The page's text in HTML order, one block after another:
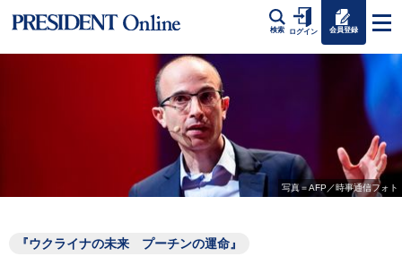
検索 ログイン 会員登録
写真＝AFP／時事通信フォト
『ウクライナの未来 プーチンの運命』